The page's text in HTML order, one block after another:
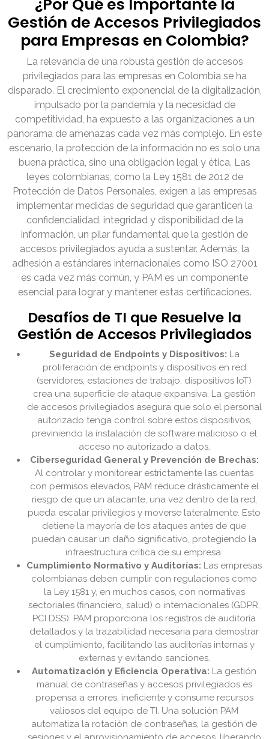
¿Por Qué es Importante la
Gestión de Accesos Privilegiados
para Empresas en Colombia?
La relevancia de una robusta gestión de accesos
privilegiados para las empresas en Colombia se ha
disparado. El crecimiento exponencial de la digitalización,
impulsado por la pandemia y la necesidad de
competitividad, ha expuesto a las organizaciones a un
panorama de amenazas cada vez más complejo. En este
escenario, la protección de la información no es solo una
buena práctica, sino una obligación legal y ética. Las
leyes colombianas, como la Ley 1581 de 2012 de
Protección de Datos Personales, exigen a las empresas
implementar medidas de seguridad que garanticen la
confidencialidad, integridad y disponibilidad de la
información, un pilar fundamental que la gestión de
accesos privilegiados ayuda a sustentar. Además, la
adhesión a estándares internacionales como ISO 27001
es cada vez más común, y PAM es un componente
esencial para lograr y mantener estas certificaciones.
Desafíos de TI que Resuelve la
Gestión de Accesos Privilegiados
Seguridad de Endpoints y Dispositivos: La
proliferación de endpoints y dispositivos en red
(servidores, estaciones de trabajo, dispositivos IoT)
crea una superficie de ataque expansiva. La gestión
de accesos privilegiados asegura que solo el personal
autorizado tenga control sobre estos dispositivos,
previniendo la instalación de software malicioso o el
acceso no autorizado a datos.
Ciberseguridad General y Prevención de Brechas:
Al controlar y monitorear estrictamente las cuentas
con permisos elevados, PAM reduce drásticamente el
riesgo de que un atacante, una vez dentro de la red,
pueda escalar privilegios y moverse lateralmente. Esto
detiene la mayoría de los ataques antes de que
puedan causar un daño significativo, protegiendo la
infraestructura crítica de su empresa.
Cumplimiento Normativo y Auditorías: Las empresas
colombianas deben cumplir con regulaciones como
la Ley 1581 y, en muchos casos, con normativas
sectoriales (financiero, salud) o internacionales (GDPR,
PCI DSS). PAM proporciona los registros de auditoría
detallados y la trazabilidad necesaria para demostrar
el cumplimiento, facilitando las auditorías internas y
externas y evitando sanciones.
Automatización y Eficiencia Operativa: La gestión
manual de contraseñas y accesos privilegiados es
propensa a errores, ineficiente y consume recursos
valiosos del equipo de TI. Una solución PAM
automatiza la rotación de contraseñas, la gestión de